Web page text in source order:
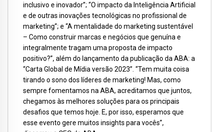
inclusivo e inovador”; “O impacto da Inteligência Artificial
e de outras inovações tecnológicas no profissional de
marketing”; e “A mentalidade do marketing sustentável
– Como construir marcas e negócios que genuína e
integralmente tragam uma proposta de impacto
positivo?”, além do lançamento da publicação da ABA: a
“Carta Global de Mídia versão 2023”. “Tem muita coisa
tirando o sono dos líderes de marketing! Mas, como
sempre fomentamos na ABA, acreditamos que juntos,
chegamos às melhores soluções para os principais
desafios que temos hoje. E, por isso, esperamos que
esse evento gere muitos insights para vocês”,